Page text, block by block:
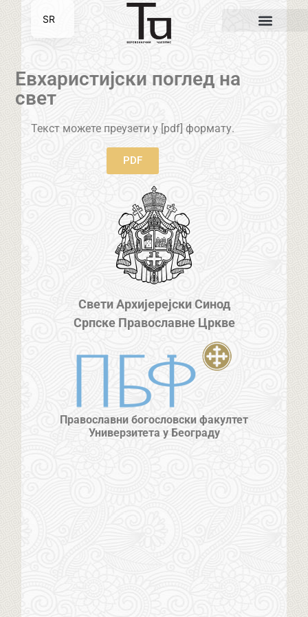
Евхаристијски поглед на
свет
Текст можете преузети у [pdf] формату.
PDF
Свети Архијерејски Синод
Српске Православне Цркве
Православни богословски факултет
Универзитета у Београду
SR
EN